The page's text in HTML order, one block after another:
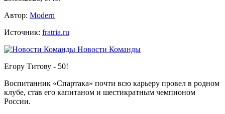
Автор: Modern
Источник: fratria.ru
Новости Команды
Егору Титову - 50!
Воспитанник «Спартака» почти всю карьеру провел в родном
клубе, став его капитаном и шестикратным чемпионом
России.